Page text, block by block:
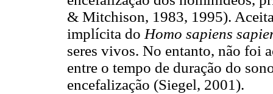
& Mitchison, 1983, 1995).
implícita do Homo sapiens
seres vivos. No entanto, não foi
entre o tempo de duração do
encefalização (Siegel, 2001).